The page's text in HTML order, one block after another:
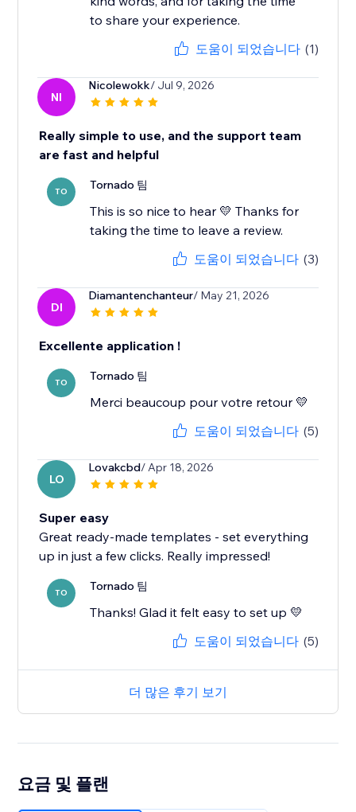
to share your experience.
도움이 되었습니다 (1)
NI
Nicolewokk/ Jul 9, 2026
Really simple to use, and the support team
are fast and helpful
TO Tornado 팀
This is so nice to hear 💛 Thanks for
taking the time to leave a review.
도움이 되었습니다 (3)
DI
Diamantenchanteur/ May 21, 2026
Excellente application !
TO Tornado 팀
Merci beaucoup pour votre retour 💛
도움이 되었습니다 (5)
LO
Lovakcbd/ Apr 18, 2026
Super easy
Great ready-made templates - set everything
up in just a few clicks. Really impressed!
TO Tornado 팀
Thanks! Glad it felt easy to set up 💛
도움이 되었습니다 (5)
더 많은 후기 보기
요금 및 플랜